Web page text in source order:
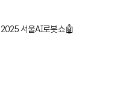
서울AI로봇쇼🤖